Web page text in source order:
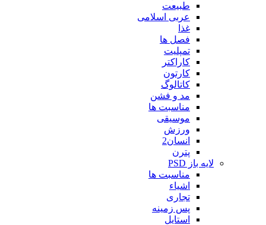
طبیعت
عربی اسلامی
غذا
فصل ها
تمپلیت
کاراکتر
کارتون
کاتالوگ
مد و فشن
مناسبت ها
موسیقی
ورزش
انسان2
پترن
لایه باز PSD
مناسبت ها
اشیاء
تجاری
پس زمینه
استایل